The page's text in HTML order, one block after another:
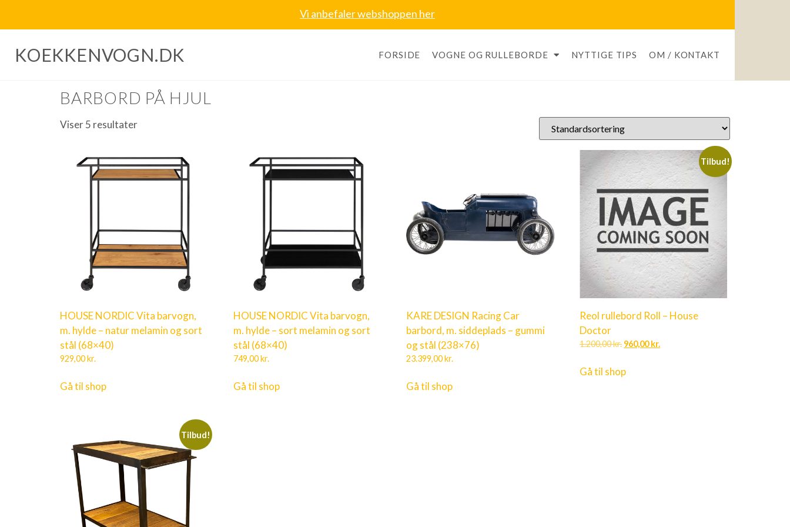
Vi anbefaler webshoppen her
KOEKKENVOGN.DK FORSIDE VOGNE OG RULLEBORDE NYTTIGE TIPS OM / KONTAKT
BARBORD PÅ HJUL
Viser 5 resultater
HOUSE NORDIC Vita barvogn,
m. hylde – natur melamin og sort
stål (68×40)
929,00kr.
Gå til shop
HOUSE NORDIC Vita barvogn,
m. hylde – sort melamin og sort
stål (68×40)
749,00kr.
Gå til shop
KARE DESIGN Racing Car
barbord, m. siddeplads – gummi
og stål (238×76)
23.399,00kr.
Gå til shop
Tilbud!
Reol rullebord Roll – House
Doctor
1.200,00kr. 960,00kr.
Gå til shop
Tilbud!